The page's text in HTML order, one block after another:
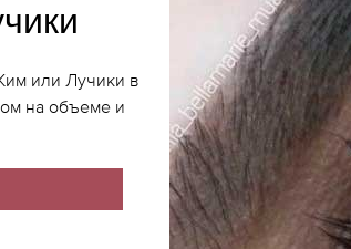
или Лучики в
на объеме и